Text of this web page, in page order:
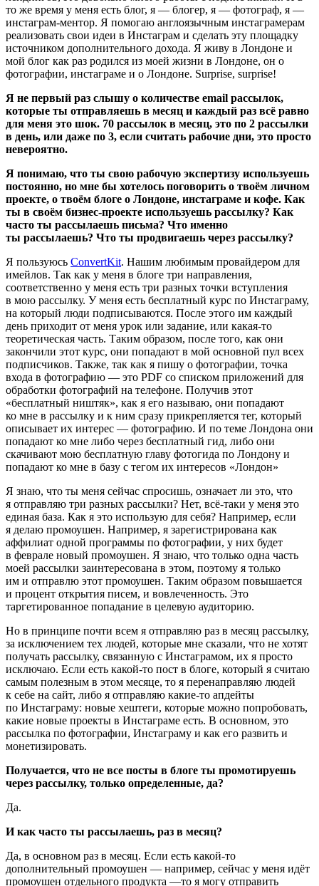
то же время у меня есть блог, я — блогер, я — фотограф, я —
инстаграм-ментор. Я помогаю англоязычным инстаграмерам
реализовать свои идеи в Инстаграм и сделать эту площадку
источником дополнительного дохода. Я живу в Лондоне и
мой блог как раз родился из моей жизни в Лондоне, он о
фотографии, инстаграме и о Лондоне. Surprise, surprise!
Я не первый раз слышу о количестве email рассылок,
которые ты отправляешь в месяц и каждый раз всё равно
для меня это шок. 70 рассылок в месяц, это по 2 рассылки
в день, или даже по 3, если считать рабочие дни, это просто
невероятно.
Я понимаю, что ты свою рабочую экспертизу используешь
постоянно, но мне бы хотелось поговорить о твоём личном
проекте, о твоём блоге о Лондоне, инстаграме и кофе. Как
ты в своём бизнес-проекте используешь рассылку? Как
часто ты рассылаешь письма? Что именно
ты рассылаешь? Что ты продвигаешь через рассылку?
Я пользуюсь ConvertKit. Нашим любимым провайдером для
имейлов. Так как у меня в блоге три направления,
соответственно у меня есть три разных точки вступления
в мою рассылку. У меня есть бесплатный курс по Инстаграму,
на который люди подписываются. После этого им каждый
день приходит от меня урок или задание, или какая-то
теоретическая часть. Таким образом, после того, как они
закончили этот курс, они попадают в мой основной пул всех
подписчиков. Также, так как я пишу о фотографии, точка
входа в фотографию — это PDF со списком приложений для
обработки фотографий на телефоне. Получив этот
«бесплатный ништяк», как я его называю, они попадают
ко мне в рассылку и к ним сразу прикрепляется тег, который
описывает их интерес — фотографию. И по теме Лондона они
попадают ко мне либо через бесплатный гид, либо они
скачивают мою бесплатную главу фотогида по Лондону и
попадают ко мне в базу с тегом их интересов «Лондон»
Я знаю, что ты меня сейчас спросишь, означает ли это, что
я отправляю три разных рассылки? Нет, всё-таки у меня это
единая база. Как я это использую для себя? Например, если
я делаю промоушен. Например, я зарегистрирована как
аффилиат одной программы по фотографии, у них будет
в феврале новый промоушен. Я знаю, что только одна часть
моей рассылки заинтересована в этом, поэтому я только
им и отправлю этот промоушен. Таким образом повышается
и процент открытия писем, и вовлеченность. Это
таргетированное попадание в целевую аудиторию.
Но в принципе почти всем я отправляю раз в месяц рассылку,
за исключением тех людей, которые мне сказали, что не хотят
получать рассылку, связанную с Инстаграмом, их я просто
исключаю. Если есть какой-то пост в блоге, который я считаю
самым полезным в этом месяце, то я перенаправляю людей
к себе на сайт, либо я отправляю какие-то апдейты
по Инстаграму: новые хештеги, которые можно попробовать,
какие новые проекты в Инстаграме есть. В основном, это
рассылка по фотографии, Инстаграму и как его развить и
монетизировать.
Получается, что не все посты в блоге ты промотируешь
через рассылку, только определенные, да?
Да.
И как часто ты рассылаешь, раз в месяц?
Да, в основном раз в месяц. Если есть какой-то
дополнительный промоушен — например, сейчас у меня идёт
промоушен отдельного продукта —то я могу отправить